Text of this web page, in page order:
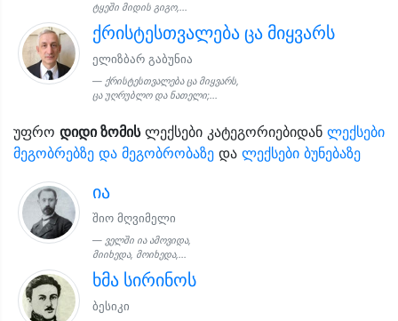
ტყეში მიდის გიგო,...
ქრისტესთვალება ცა მიყვარს
ელიზბარ გაბუნია
ქრისტესთვალება ცა მიყვარს,
ცა უღრუბლო და ნათელი;...
უფრო დიდი ზომისლექსები კატეგორიებიდან ლექსები
მეგობრებზე და მეგობრობაზე და ლექსები ბუნებაზე
ია
შიო მღვიმელი
ველში ია ამოვიდა,
მიიხედა, მოიხედა,...
ხმა სირინოს
ბესიკი